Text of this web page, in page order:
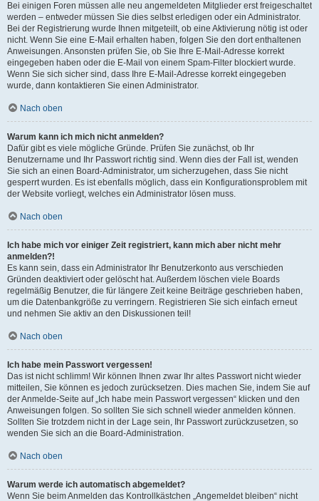
Bei einigen Foren müssen alle neu angemeldeten Mitglieder erst freigeschaltet
werden – entweder müssen Sie dies selbst erledigen oder ein Administrator.
Bei der Registrierung wurde Ihnen mitgeteilt, ob eine Aktivierung nötig ist oder
nicht. Wenn Sie eine E-Mail erhalten haben, folgen Sie den dort enthaltenen
Anweisungen. Ansonsten prüfen Sie, ob Sie Ihre E-Mail-Adresse korrekt
eingegeben haben oder die E-Mail von einem Spam-Filter blockiert wurde.
Wenn Sie sich sicher sind, dass Ihre E-Mail-Adresse korrekt eingegeben
wurde, dann kontaktieren Sie einen Administrator.
Nach oben
Warum kann ich mich nicht anmelden?
Dafür gibt es viele mögliche Gründe. Prüfen Sie zunächst, ob Ihr
Benutzername und Ihr Passwort richtig sind. Wenn dies der Fall ist, wenden
Sie sich an einen Board-Administrator, um sicherzugehen, dass Sie nicht
gesperrt wurden. Es ist ebenfalls möglich, dass ein Konfigurationsproblem mit
der Website vorliegt, welches ein Administrator lösen muss.
Nach oben
Ich habe mich vor einiger Zeit registriert, kann mich aber nicht mehr
anmelden?!
Es kann sein, dass ein Administrator Ihr Benutzerkonto aus verschieden
Gründen deaktiviert oder gelöscht hat. Außerdem löschen viele Boards
regelmäßig Benutzer, die für längere Zeit keine Beiträge geschrieben haben,
um die Datenbankgröße zu verringern. Registrieren Sie sich einfach erneut
und nehmen Sie aktiv an den Diskussionen teil!
Nach oben
Ich habe mein Passwort vergessen!
Das ist nicht schlimm! Wir können Ihnen zwar Ihr altes Passwort nicht wieder
mitteilen, Sie können es jedoch zurücksetzen. Dies machen Sie, indem Sie auf
der Anmelde-Seite auf „Ich habe mein Passwort vergessen“ klicken und den
Anweisungen folgen. So sollten Sie sich schnell wieder anmelden können.
Sollten Sie trotzdem nicht in der Lage sein, Ihr Passwort zurückzusetzen, so
wenden Sie sich an die Board-Administration.
Nach oben
Warum werde ich automatisch abgemeldet?
Wenn Sie beim Anmelden das Kontrollkästchen „Angemeldet bleiben“ nicht